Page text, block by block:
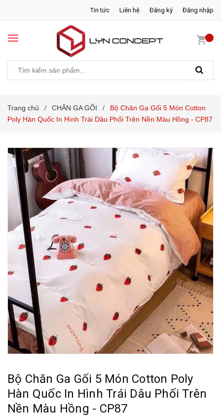
Tin tức Liên hệ Đăng ký Đăng nhập
Trang chủ / CHĂN GA GỐI /
Bộ Chăn Ga Gối 5 Món Cotton
Poly Hàn Quốc In Hình Trái Dâu Phối Trên Nền Màu Hồng - CP87
Bộ Chăn Ga Gối 5 Món Cotton Poly
Hàn Quốc In Hình Trái Dâu Phối Trên
Nền Màu Hồng - CP87